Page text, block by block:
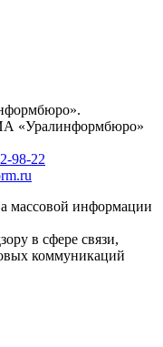
«Уралинформбюро»
98-22
массовой информации
в сфере связи,
коммуникаций